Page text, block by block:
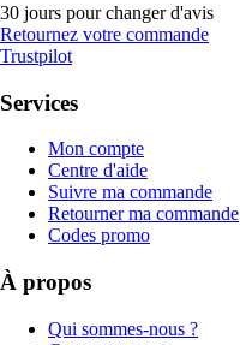
30 jours pour changer d'avis
Retournez votre commande
Trustpilot
Services
Mon compte
Centre d'aide
Suivre ma commande
Retourner ma commande
Codes promo
À propos
Qui sommes-nous ?